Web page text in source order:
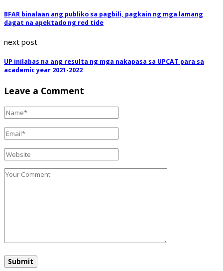
BFAR binalaan ang publiko sa pagbili, pagkain ng mga lamang
dagat na apektado ng red tide
next post
UP inilabas na ang resulta ng mga nakapasa sa UPCAT para sa
academic year 2021-2022
Leave a Comment